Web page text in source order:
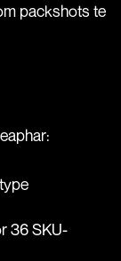
packshots te
36 SKU-